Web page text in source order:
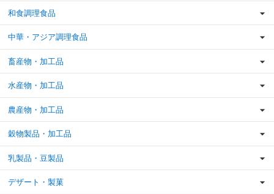
和食調理食品
中華・アジア調理食品
畜産物・加工品
水産物・加工品
農産物・加工品
穀物製品・加工品
乳製品・豆製品
デザート・製菓